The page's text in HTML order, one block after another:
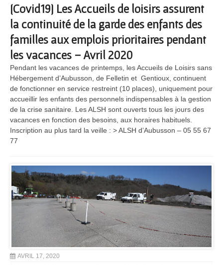
[Covid19] Les Accueils de loisirs assurent
la continuité de la garde des enfants des
familles aux emplois prioritaires pendant
les vacances – Avril 2020
Pendant les vacances de printemps, les Accueils de Loisirs sans
Hébergement d’Aubusson, de Felletin et Gentioux, continuent
de fonctionner en service restreint (10 places), uniquement pour
accueillir les enfants des personnels indispensables à la gestion
de la crise sanitaire. Les ALSH sont ouverts tous les jours des
vacances en fonction des besoins, aux horaires habituels.
Inscription au plus tard la veille : > ALSH d’Aubusson – 05 55 67
77
AVRIL 17, 2020